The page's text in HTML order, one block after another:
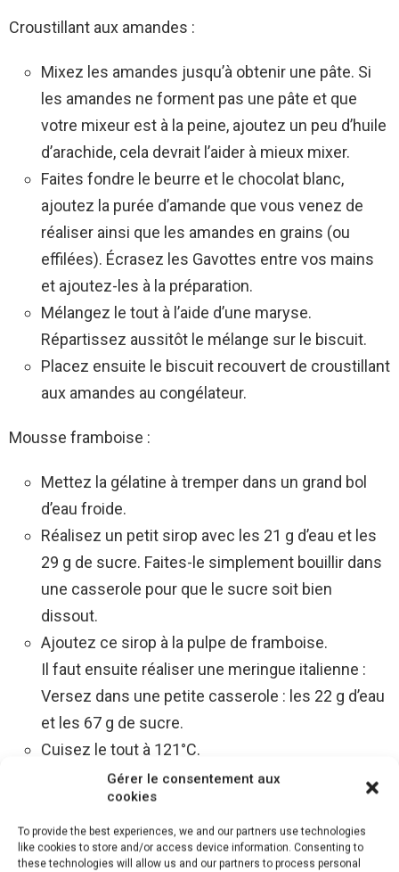
Gérer le consentement aux
cookies
To provide the best experiences, we and our partners use technologies
like cookies to store and/or access device information. Consenting to
these technologies will allow us and our partners to process personal
Croustillant aux amandes :
Mixez les amandes jusqu’à obtenir une pâte. Si
les amandes ne forment pas une pâte et que
votre mixeur est à la peine, ajoutez un peu d’huile
d’arachide, cela devrait l’aider à mieux mixer.
Faites fondre le beurre et le chocolat blanc,
ajoutez la purée d’amande que vous venez de
réaliser ainsi que les amandes en grains (ou
effilées). Écrasez les Gavottes entre vos mains
et ajoutez-les à la préparation.
Mélangez le tout à l’aide d’une maryse.
Répartissez aussitôt le mélange sur le biscuit.
Placez ensuite le biscuit recouvert de croustillant
aux amandes au congélateur.
Mousse framboise :
Mettez la gélatine à tremper dans un grand bol
d’eau froide.
Réalisez un petit sirop avec les 21 g d’eau et les
29 g de sucre. Faites-le simplement bouillir dans
une casserole pour que le sucre soit bien
dissout.
Ajoutez ce sirop à la pulpe de framboise.
Il faut ensuite réaliser une meringue italienne :
Versez dans une petite casserole : les 22 g d’eau
et les 67 g de sucre.
Cuisez le tout à 121°C.
En parallèle commencez à monter les blanc
d’œuf à l’aide d’un petit fouet électrique jusqu’à
qu’ils soient mousseux.
Je vous recommande de le faire dans un bol